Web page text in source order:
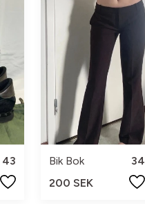
43
Bik Bok
34
200 SEK